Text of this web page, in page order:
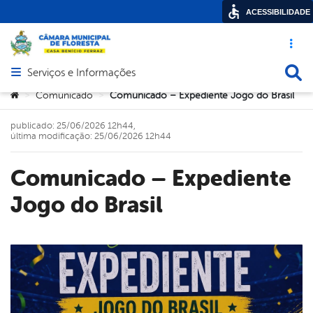
Acesso
Abrir menu principal de navegação
Serviços e Informações
Você está aqui:
> Comunicado > Comunicado – Expediente Jogo do Brasil
Comunicado – Expediente
Jogo do Brasil
publicado: 25/06/2026 12h44,
última modificação: 25/06/2026 12h44
ACESSIBILIDADE